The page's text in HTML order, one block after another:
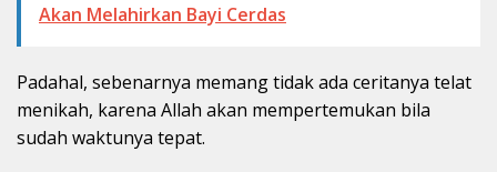
Akan Melahirkan Bayi Cerdas
Padahal, sebenarnya memang tidak ada ceritanya telat
menikah, karena Allah akan mempertemukan bila
sudah waktunya tepat.